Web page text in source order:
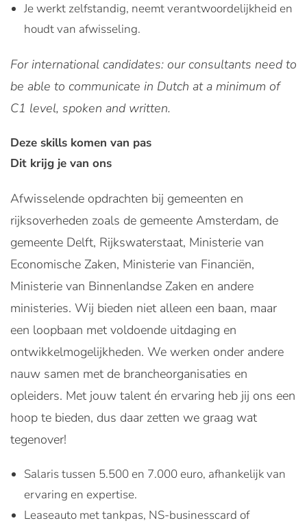
Je werkt zelfstandig, neemt verantwoordelijkheid en
houdt van afwisseling.
For international candidates: our consultants need to
be able to communicate in Dutch at a minimum of
C1 level, spoken and written.
Deze skills komen van pas
Dit krijg je van ons
Afwisselende opdrachten bij gemeenten en
rijksoverheden zoals de gemeente Amsterdam, de
gemeente Delft, Rijkswaterstaat, Ministerie van
Economische Zaken, Ministerie van Financiën,
Ministerie van Binnenlandse Zaken en andere
ministeries. Wij bieden niet alleen een baan, maar
een loopbaan met voldoende uitdaging en
ontwikkelmogelijkheden. We werken onder andere
nauw samen met de brancheorganisaties en
opleiders. Met jouw talent én ervaring heb jij ons een
hoop te bieden, dus daar zetten we graag wat
tegenover!
Salaris tussen 5.500 en 7.000 euro, afhankelijk van
ervaring en expertise.
Leaseauto met tankpas, NS-businesscard of